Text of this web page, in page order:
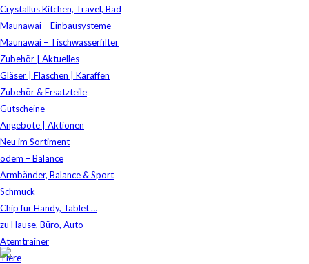
Crystallus Kitchen, Travel, Bad
Maunawai – Einbausysteme
Maunawai – Tischwasserfilter
Zubehör | Aktuelles
Gläser | Flaschen | Karaffen
Zubehör & Ersatzteile
Gutscheine
Angebote | Aktionen
Neu im Sortiment
odem – Balance
Armbänder, Balance & Sport
Schmuck
Chip für Handy, Tablet …
zu Hause, Büro, Auto
Atemtrainer
Tiere